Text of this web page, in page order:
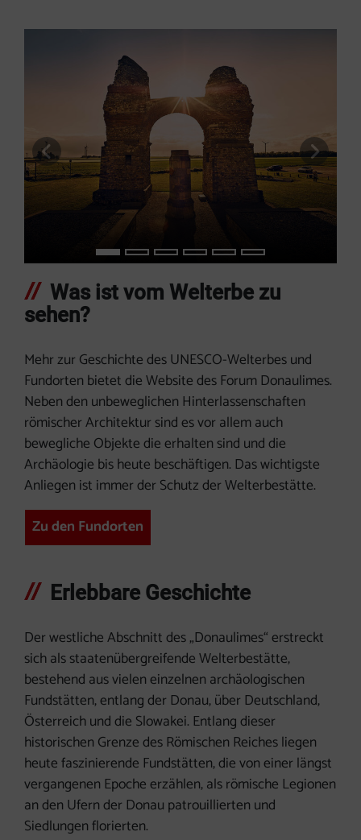
vorheriges Element
Was ist vom Welterbe zu
sehen?
Mehr zur Geschichte des UNESCO-Welterbes und
Fundorten bietet die Website des Forum Donaulimes.
Neben den unbeweglichen Hinterlassenschaften
römischer Architektur sind es vor allem auch
bewegliche Objekte die erhalten sind und die
Archäologie bis heute beschäftigen. Das wichtigste
Anliegen ist immer der Schutz der Welterbestätte.
Zu den Fundorten
Erlebbare Geschichte
Der westliche Abschnitt des „Donaulimes“ erstreckt
sich als staatenübergreifende Welterbestätte,
bestehend aus vielen einzelnen archäologischen
Fundstätten, entlang der Donau, über Deutschland,
Österreich und die Slowakei. Entlang dieser
historischen Grenze des Römischen Reiches liegen
heute faszinierende Fundstätten, die von einer längst
vergangenen Epoche erzählen, als römische Legionen
an den Ufern der Donau patrouillierten und
Siedlungen florierten.